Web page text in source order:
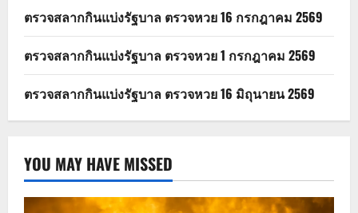
ตรวจสลากกินแบ่งรัฐบาล ตรวจหวย 16 กรกฎาคม 2569
ตรวจสลากกินแบ่งรัฐบาล ตรวจหวย 1 กรกฎาคม 2569
ตรวจสลากกินแบ่งรัฐบาล ตรวจหวย 16 มิถุนายน 2569
YOU MAY HAVE MISSED